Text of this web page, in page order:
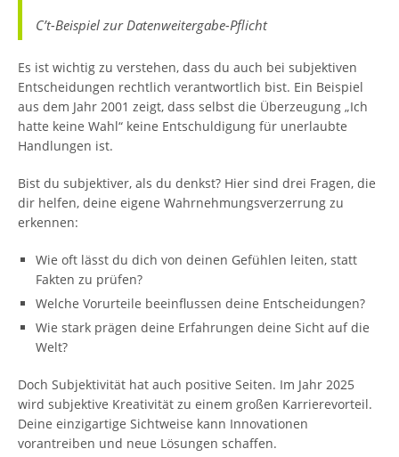
C’t-Beispiel zur Datenweitergabe-Pflicht
Es ist wichtig zu verstehen, dass du auch bei subjektiven
Entscheidungen rechtlich verantwortlich bist. Ein Beispiel
aus dem Jahr 2001 zeigt, dass selbst die Überzeugung „Ich
hatte keine Wahl“ keine Entschuldigung für unerlaubte
Handlungen ist.
Bist du subjektiver, als du denkst? Hier sind drei Fragen, die
dir helfen, deine eigene Wahrnehmungsverzerrung zu
erkennen:
Wie oft lässt du dich von deinen Gefühlen leiten, statt
Fakten zu prüfen?
Welche Vorurteile beeinflussen deine Entscheidungen?
Wie stark prägen deine Erfahrungen deine Sicht auf die
Welt?
Doch Subjektivität hat auch positive Seiten. Im Jahr 2025
wird subjektive Kreativität zu einem großen Karrierevorteil.
Deine einzigartige Sichtweise kann Innovationen
vorantreiben und neue Lösungen schaffen.